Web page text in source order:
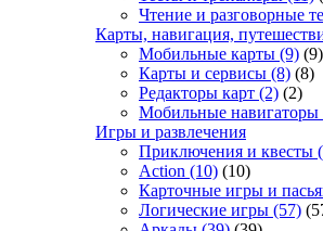
Чтение и разговорные
Карты, навигация,
Мобильные карты (9) (9)
Карты и сервисы (8) (8)
Редакторы карт (2) (2)
Мобильные навигаторы
Игры и развлечения
Приключения и квесты
Action (10) (10)
Карточные игры и
Логические игры (57)